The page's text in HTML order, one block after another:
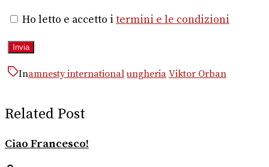
Ho letto e accetto i termini e le condizioni
Inamnesty international ungheria Viktor Orban
Related Post
Ciao Francesco!